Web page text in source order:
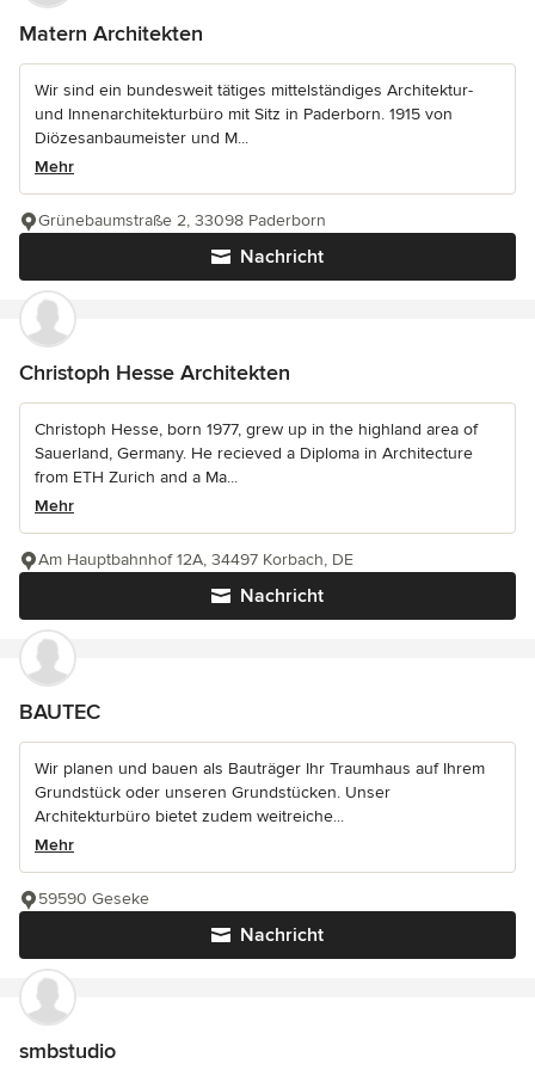
Matern Architekten
Wir sind ein bundesweit tätiges mittelständiges Architektur-
und Innenarchitekturbüro mit Sitz in Paderborn. 1915 von
Diözesanbaumeister und M...
Mehr
Nachricht
Grünebaumstraße 2, 33098 Paderborn
Christoph Hesse Architekten
Christoph Hesse, born 1977, grew up in the highland area of
Sauerland, Germany. He recieved a Diploma in Architecture
from ETH Zurich and a Ma...
Mehr
Nachricht
Am Hauptbahnhof 12A, 34497 Korbach, DE
BAUTEC
Wir planen und bauen als Bauträger Ihr Traumhaus auf Ihrem
Grundstück oder unseren Grundstücken. Unser
Architekturbüro bietet zudem weitreiche...
Mehr
Nachricht
59590 Geseke
smbstudio